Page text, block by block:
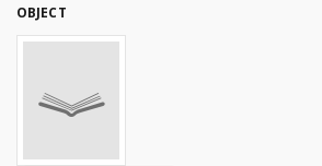
OBJECT